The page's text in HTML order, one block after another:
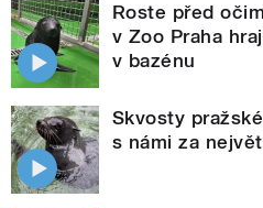
Roste před
v Zoo Praha
v bazénu
Skvosty
s námi za